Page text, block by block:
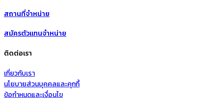
สถานที่จำหน่าย
สมัครตัวแทนจำหน่าย
ติดต่อเรา
เกี่ยวกับเรา
นโยบายส่วนบุคคลและคุกกี้
ข้อกำหนดและเงื่อนไข